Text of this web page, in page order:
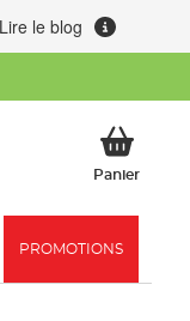
Lire le blog
PanierMon
PROMOTIONS